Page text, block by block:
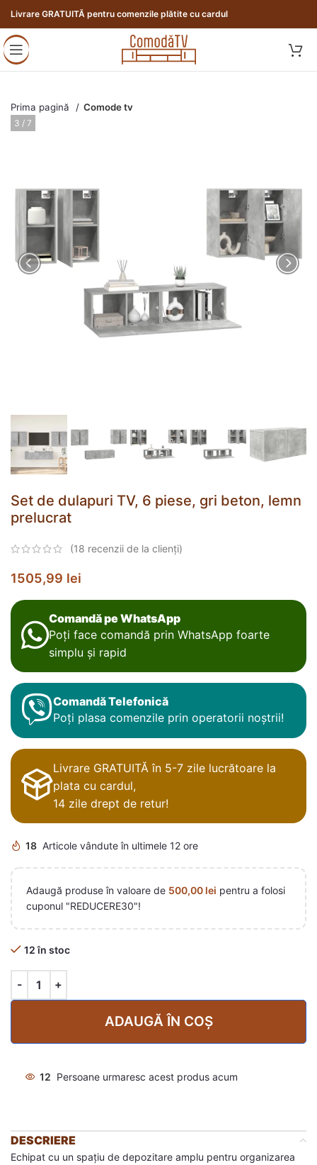
Livrare GRATUITĂ pentru comenzile plătite cu cardul
Prima pagină Comode tv
3 / 7
Set de dulapuri TV, 6 piese, gri beton, lemn
prelucrat
(18 recenzii de la clienți)
1505,99 lei
Comandă pe WhatsApp
Poți face comandă prin WhatsApp foarte
simplu și rapid
Comandă Telefonică
Poți plasa comenzile prin operatorii noștrii!
Livrare GRATUITĂ în 5-7 zile lucrătoare la
plata cu cardul,
14 zile drept de retur!
18 Articole vândute în ultimele 12 ore
Adaugă produse în valoare de 500,00 lei pentru a folosi
cuponul "REDUCERE30"!
12 în stoc
ADAUGĂ ÎN COȘ
12 Persoane urmaresc acest produs acum
DESCRIERE
Echipat cu un spațiu de depozitare amplu pentru organizarea